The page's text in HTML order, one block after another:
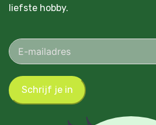
liefste hobby.
Schrijf je in